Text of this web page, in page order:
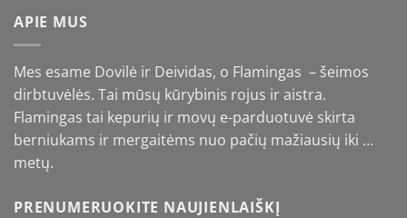
APIE MUS
Mes esame Dovilė ir Deividas, o Flamingas – šeimos
dirbtuvėlės. Tai mūsų kūrybinis rojus ir aistra.
Flamingas tai kepurių ir movų e-parduotuvė skirta
berniukams ir mergaitėms nuo pačių mažiausių iki …
metų.
PRENUMERUOKITE NAUJIENLAIŠKĮ